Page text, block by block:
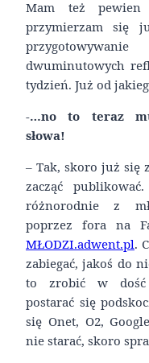
Mam też
przymierzam się
dwuminutowych
tydzień. Już od
-…no to teraz
słowa!
– Tak, skoro już się
zacząć
różnorodnie z
poprzez fora na
MŁODZI.adwent.pl.
zabiegać, jakoś do
to zrobić w dość
postarać się
się Onet, O2,
nie starać, skoro